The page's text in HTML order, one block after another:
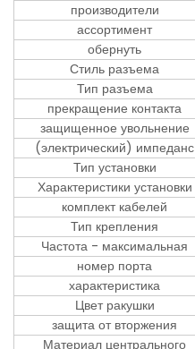
производители
ассортимент
обернуть
Стиль разъема
Тип разъема
прекращение контакта
защищенное увольнение
(электрический) импеданс
Тип установки
Характеристики установки
комплект кабелей
Тип крепления
Частота - максимальная
номер порта
характеристика
Цвет ракушки
защита от вторжения
Материал центрального